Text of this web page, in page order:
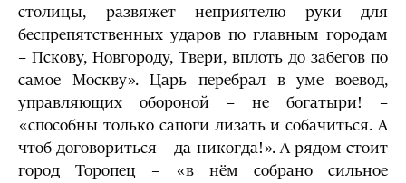
столицы, развяжет неприятелю руки для
беспрепятственных ударов по главным городам
– Пскову, Новгороду, Твери, вплоть до забегов по
самое Москву». Царь перебрал в уме воевод,
управляющих обороной – не богатыри! –
«способны только сапоги лизать и собачиться. А
чтоб договориться – да никогда!». А рядом стоит
город Торопец – «в нём собрано сильное